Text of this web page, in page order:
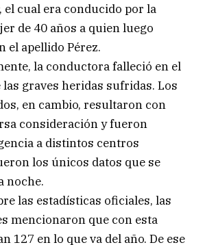
el cual era conducido por la
de 40 años a quien luego
el apellido Pérez.
la conductora falleció en el
las graves heridas sufridas. Los
en cambio, resultaron con
consideración y fueron
a distintos centros
los únicos datos que se
noche.
las estadísticas oficiales, las
mencionaron que con esta
127 en lo que va del año. De ese